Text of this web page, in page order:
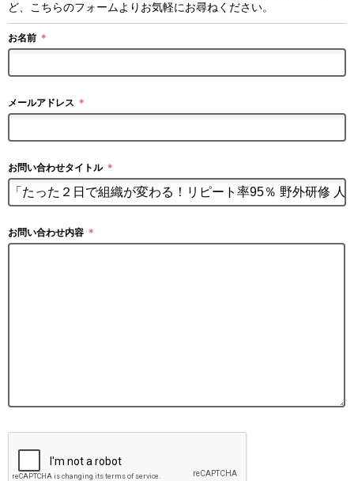
ど、こちらのフォームよりお気軽にお尋ねください。
お名前 ＊
メールアドレス ＊
お問い合わせタイトル ＊
お問い合わせ内容 ＊